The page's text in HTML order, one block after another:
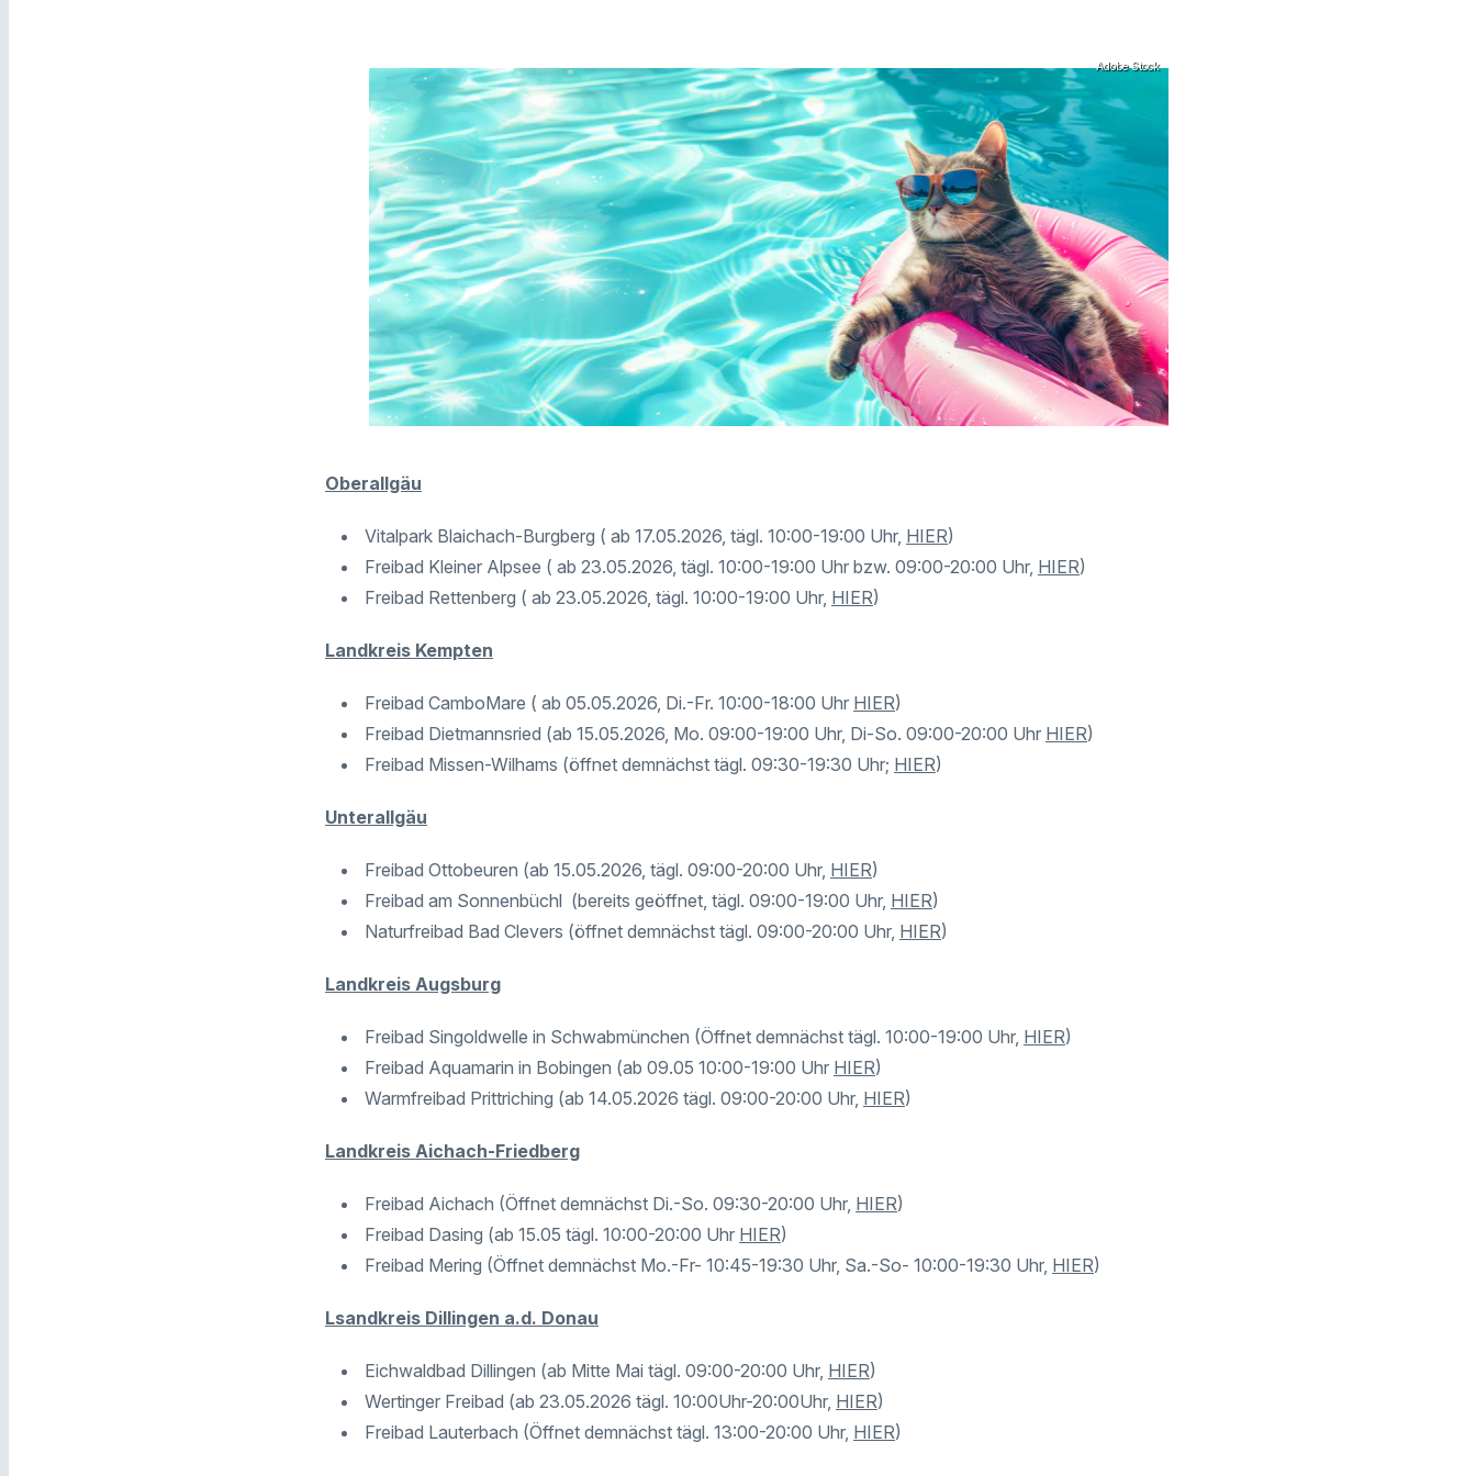
Adobe Stock
Oberallgäu
Vitalpark Blaichach-Burgberg ( ab 17.05.2026, tägl. 10:00-19:00 Uhr, HIER)
Freibad Kleiner Alpsee ( ab 23.05.2026, tägl. 10:00-19:00 Uhr bzw. 09:00-20:00 Uhr, HIER)
Freibad Rettenberg ( ab 23.05.2026, tägl. 10:00-19:00 Uhr, HIER)
Landkreis Kempten
Freibad CamboMare ( ab 05.05.2026, Di.-Fr. 10:00-18:00 Uhr HIER)
Freibad Dietmannsried (ab 15.05.2026, Mo. 09:00-19:00 Uhr, Di-So. 09:00-20:00 Uhr HIER)
Freibad Missen-Wilhams (öffnet demnächst tägl. 09:30-19:30 Uhr; HIER)
Unterallgäu
Freibad Ottobeuren (ab 15.05.2026, tägl. 09:00-20:00 Uhr, HIER)
Freibad am Sonnenbüchl (bereits geöffnet, tägl. 09:00-19:00 Uhr, HIER)
Naturfreibad Bad Clevers (öffnet demnächst tägl. 09:00-20:00 Uhr, HIER)
Landkreis Augsburg
Freibad Singoldwelle in Schwabmünchen (Öffnet demnächst tägl. 10:00-19:00 Uhr, HIER)
Freibad Aquamarin in Bobingen (ab 09.05 10:00-19:00 Uhr HIER)
Warmfreibad Prittriching (ab 14.05.2026 tägl. 09:00-20:00 Uhr, HIER)
Landkreis Aichach-Friedberg
Freibad Aichach (Öffnet demnächst Di.-So. 09:30-20:00 Uhr, HIER)
Freibad Dasing (ab 15.05 tägl. 10:00-20:00 Uhr HIER)
Freibad Mering (Öffnet demnächst Mo.-Fr- 10:45-19:30 Uhr, Sa.-So- 10:00-19:30 Uhr, HIER)
Lsandkreis Dillingen a.d. Donau
Eichwaldbad Dillingen (ab Mitte Mai tägl. 09:00-20:00 Uhr, HIER)
Wertinger Freibad (ab 23.05.2026 tägl. 10:00Uhr-20:00Uhr, HIER)
Freibad Lauterbach (Öffnet demnächst tägl. 13:00-20:00 Uhr, HIER)